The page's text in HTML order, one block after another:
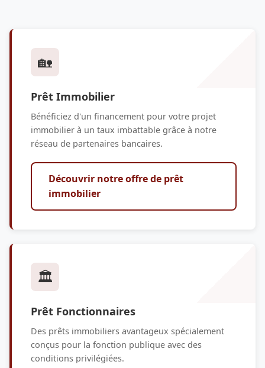
🏡
Prêt Immobilier
Bénéficiez d'un financement pour votre projet
immobilier à un taux imbattable grâce à notre
réseau de partenaires bancaires.
Découvrir notre offre de prêt
immobilier
🏛️
Prêt Fonctionnaires
Des prêts immobiliers avantageux spécialement
conçus pour la fonction publique avec des
conditions privilégiées.